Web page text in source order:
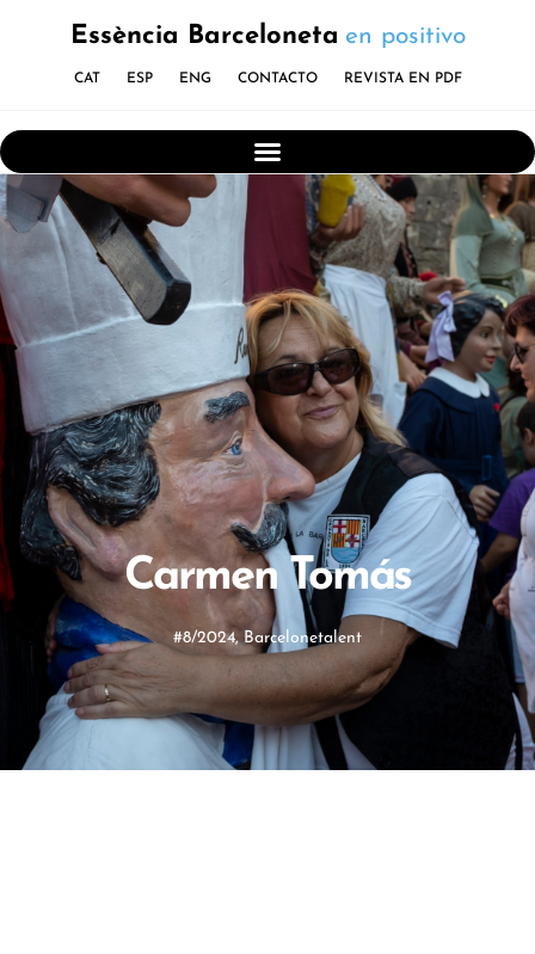
Essència Barceloneta en positivo
CAT ESP ENG CONTACTO REVISTA EN PDF
Carmen Tomás
#8/2024,Barcelonetalent